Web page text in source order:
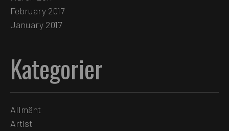
February 2017
January 2017
Kategorier
Allmänt
Artist